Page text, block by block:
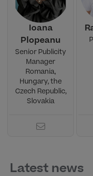
Ioana
Plopeanu
Senior Publicity
Manager
Romania,
Hungary, the
Czech Republic,
Slovakia
Latest news